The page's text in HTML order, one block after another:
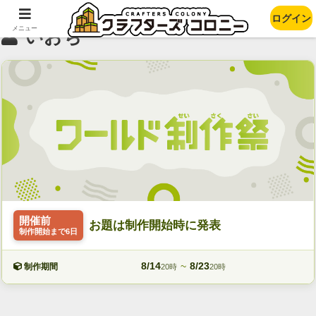
いおち
開催前
制作開始まで6日 お題は制作開始時に発表
制作期間 8/1420時 ~ 8/2320時
メニュー
ログイン